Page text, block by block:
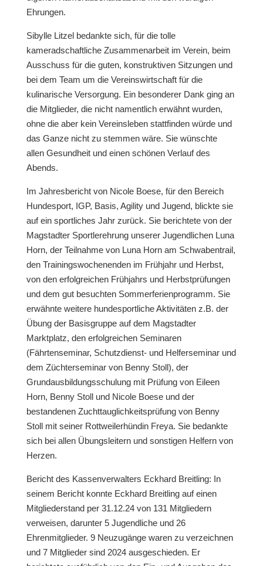
Ehrungen.
Sibylle Litzel bedankte sich, für die tolle
kameradschaftliche Zusammenarbeit im Verein, beim
Ausschuss für die guten, konstruktiven Sitzungen und
bei dem Team um die Vereinswirtschaft für die
kulinarische Versorgung. Ein besonderer Dank ging an
die Mitglieder, die nicht namentlich erwähnt wurden,
ohne die aber kein Vereinsleben stattfinden würde und
das Ganze nicht zu stemmen wäre. Sie wünschte
allen Gesundheit und einen schönen Verlauf des
Abends.
Im Jahresbericht von Nicole Boese, für den Bereich
Hundesport, IGP, Basis, Agility und Jugend, blickte sie
auf ein sportliches Jahr zurück. Sie berichtete von der
Magstadter Sportlerehrung unserer Jugendlichen Luna
Horn, der Teilnahme von Luna Horn am Schwabentrail,
den Trainingswochenenden im Frühjahr und Herbst,
von den erfolgreichen Frühjahrs und Herbstprüfungen
und dem gut besuchten Sommerferienprogramm. Sie
erwähnte weitere hundesportliche Aktivitäten z.B. der
Übung der Basisgruppe auf dem Magstadter
Marktplatz, den erfolgreichen Seminaren
(Fährtenseminar, Schutzdienst- und Helferseminar und
dem Züchterseminar von Benny Stoll), der
Grundausbildungsschulung mit Prüfung von Eileen
Horn, Benny Stoll und Nicole Boese und der
bestandenen Zuchttauglichkeitsprüfung von Benny
Stoll mit seiner Rottweilerhündin Freya. Sie bedankte
sich bei allen Übungsleitern und sonstigen Helfern von
Herzen.
Bericht des Kassenverwalters Eckhard Breitling: In
seinem Bericht konnte Eckhard Breitling auf einen
Mitgliederstand per 31.12.24 von 131 Mitgliedern
verweisen, darunter 5 Jugendliche und 26
Ehrenmitglieder. 9 Neuzugänge waren zu verzeichnen
und 7 Mitglieder sind 2024 ausgeschieden. Er